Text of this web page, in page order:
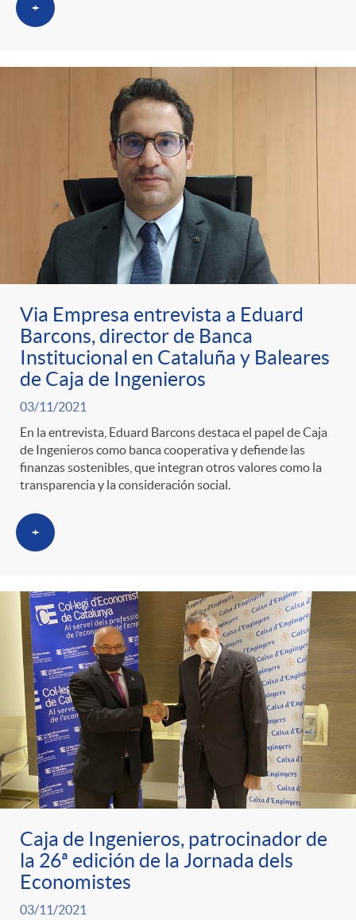
+
Via Empresa entrevista a Eduard
Barcons, director de Banca
Institucional en Cataluña y Baleares
de Caja de Ingenieros
03/11/2021
En la entrevista, Eduard Barcons destaca el papel de Caja
de Ingenieros como banca cooperativa y defiende las
finanzas sostenibles, que integran otros valores como la
transparencia y la consideración social.
+
Caja de Ingenieros, patrocinador de
la 26ª edición de la Jornada dels
Economistes
03/11/2021